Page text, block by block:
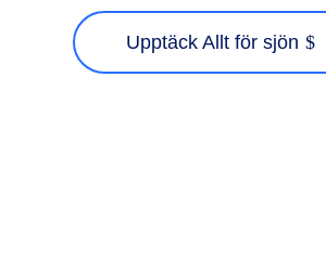
Upptäck Allt för sjön